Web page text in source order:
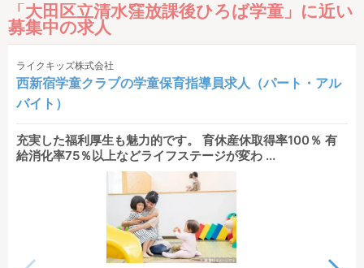
「大田区立清水窪放課後ひろば学童」に近い
募集中の求人
ライクキッズ株式会社
西新宿学童クラブの学童保育指導員求人（パート・アル
バイト）
充実した福利厚生も魅力的です。 育休産休取得率100％ 有
給消化率75％以上などライフステージが変わ ...